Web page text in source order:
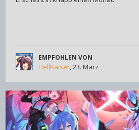
EMPFOHLEN VON
HellKaiser,23. März